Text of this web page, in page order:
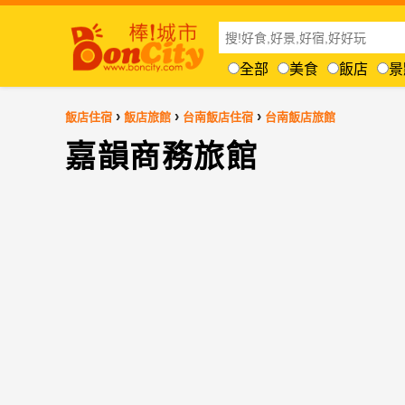
全部 美食 飯店
飯店住宿 › 飯店旅館 › 台南飯店住宿 › 台南飯店旅館
嘉韻商務旅館